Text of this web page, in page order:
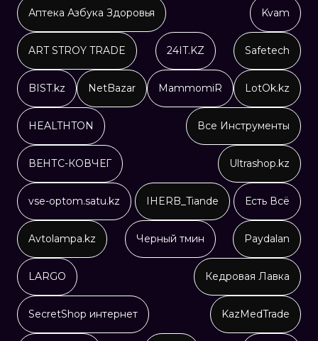
Аптека Азбука Здоровья Kvam
ART STROY TRADE 24IT.KZ Safetech
BIST.kz NetBazar MammomiR LotOk.kz
HEALTHTON Все Инструменты
ВЕНТС-КОВЧЕГ Ultrashop.kz
vse-optom.satu.kz IHERB_Tiande Есть Всё
Avtolampa.kz Черный тмин Paydalan
LARGO Кедровая Лавка
SecretShop интернет KazMedTrade